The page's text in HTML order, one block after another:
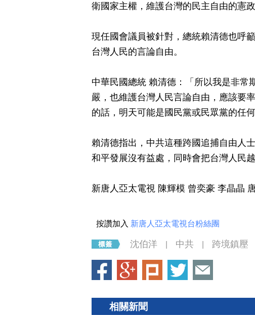
衛國家主權，維護台灣的民主自由的憲
現任國會議員被針對，總統賴清德也呼
台灣人民的言論自由。
中華民國總統 賴清德：「所以我是非常
嚴，也維護台灣人民言論自由，應該要
的話，明天可能是國民黨或民眾黨的任何
賴清德指出，中共這種跨國追捕自由人
和平發展沒有益處，同時會把台灣人民越
新唐人亞太電視 陳輝模 曾奕豪 李晶晶
按讚加入 新唐人亞太電視台粉絲團
沈伯洋 中共 跨境鎮壓
相關新聞